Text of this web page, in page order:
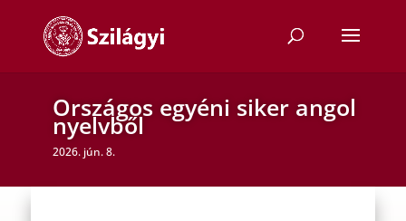
Országos egyéni siker angol
nyelvből
2026. jún. 8.